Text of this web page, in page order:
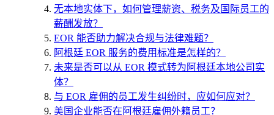
无本地实体下，如何管理薪资、税务及国际员工的
薪酬发放？
EOR 能否助力解决合规与法律难题？
阿根廷 EOR 服务的费用标准是怎样的？
未来是否可以从 EOR 模式转为阿根廷本地公司实
体？
与 EOR 雇佣的员工发生纠纷时，应如何应对？
美国企业能否在阿根廷雇佣外籍员工？